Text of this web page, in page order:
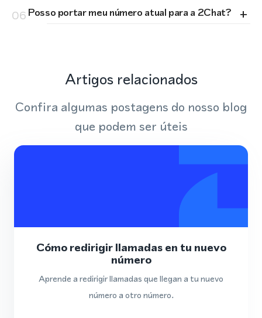
06 Posso portar meu número atual para a 2Chat? +
Artigos relacionados
Confira algumas postagens do nosso blog
que podem ser úteis
Cómo redirigir llamadas en tu nuevo
número
Aprende a redirigir llamadas que llegan a tu nuevo
número a otro número.